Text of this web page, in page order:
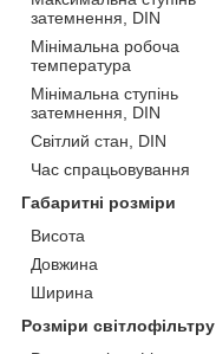
затемнення, DIN
Мінімальна робоча
температура
Мінімальна ступінь
затемнення, DIN
Світлий стан, DIN
Час спрацьовування
Габаритні розміри
Висота
Довжина
Ширина
Розміри світлофільтру